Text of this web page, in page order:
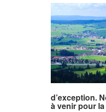
d’exception.
à venir pour